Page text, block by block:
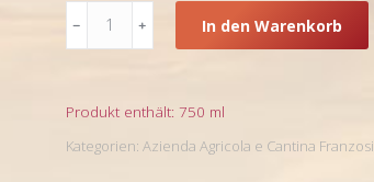
Cantina
Garda
Rosso
In den Warenkorb
Produkt enthält: 750 ml
Kategorien: Azienda Agricola e Cantina Franzosi